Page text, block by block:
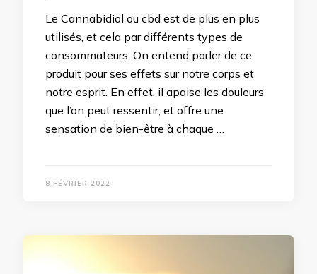
Le Cannabidiol ou cbd est de plus en plus
utilisés, et cela par différents types de
consommateurs. On entend parler de ce
produit pour ses effets sur notre corps et
notre esprit. En effet, il apaise les douleurs
que l’on peut ressentir, et offre une
sensation de bien-être à chaque …
8 FÉVRIER 2022